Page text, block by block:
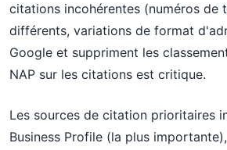
citations incohérentes (numéros de
différents, variations de format
Google et suppriment les
NAP sur les citations est critique.
Les sources de citation prioritaires
Business Profile (la plus